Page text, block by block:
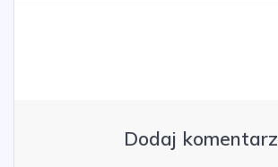
Dodaj komentarz